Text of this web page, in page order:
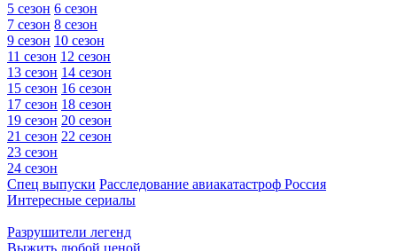
5 сезон 6 сезон
7 сезон 8 сезон
9 сезон 10 сезон
11 сезон 12 сезон
13 сезон 14 сезон
15 сезон 16 сезон
17 сезон 18 сезон
19 сезон 20 сезон
21 сезон 22 сезон
23 сезон
24 сезон
Спец выпуски Расследование авиакатастроф Россия
Интересные сериалы
Разрушители легенд
Выжить любой ценой